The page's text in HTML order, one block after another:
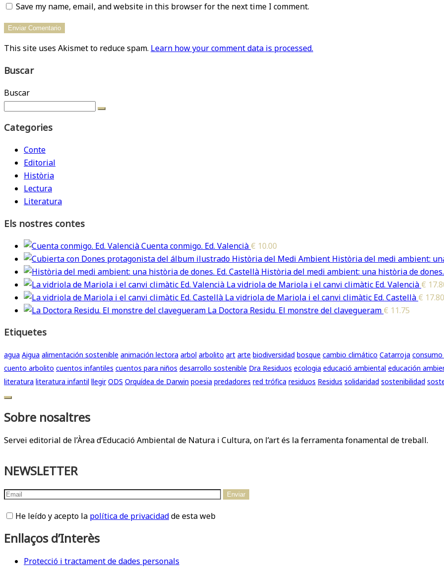
Save my name, email, and website in this browser for the next time I comment.
This site uses Akismet to reduce spam. Learn how your comment data is processed.
Buscar
Buscar
Categories
Conte
Editorial
Història
Lectura
Literatura
Els nostres contes
Cuenta conmigo. Ed. Valencià € 10.00
Història del medi ambient:
Història del medi ambient: una història de
La vidriola de Mariola i el canvi climàtic Ed. Valencià €
La vidriola de Mariola i el canvi climàtic Ed. Castellà € 17.80
La Doctora Residu. El monstre del clavegueram € 11.75
Etiquetes
agua Aigua alimentación sostenible animación lectora arbol arbolito art arte biodiversidad bosque cambio climático Catarroja consumo
cuento arbolito cuentos infantiles cuentos para niños desarrollo sostenible Dra Residuos ecologia educació ambiental educación
literatura literatura infantil llegir ODS Orquídea de Darwin poesia predadores red trófica residuos Residus solidaridad sostenibilidad
Sobre nosaltres
Servei editorial de l’Àrea d’Educació Ambiental de Natura i Cultura, on l’art és la ferramenta fonamental de treball.
NEWSLETTER
He leído y acepto la política de privacidadde esta web
Enllaços d’Interès
Protecció i tractament de dades personals